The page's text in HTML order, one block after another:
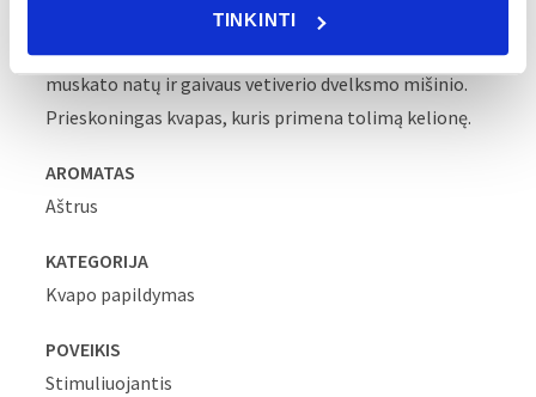
TINKINTI
Spezie Rare kvapo gyvybė gimsta iš šiltų prieskoninių
ir aromatinių žolelių natų, rytietiškos kalendros ir
muskato natų ir gaivaus vetiverio dvelksmo mišinio.
Prieskoningas kvapas, kuris primena tolimą kelionę.
AROMATAS
Aštrus
KATEGORIJA
Kvapo papildymas
POVEIKIS
Stimuliuojantis